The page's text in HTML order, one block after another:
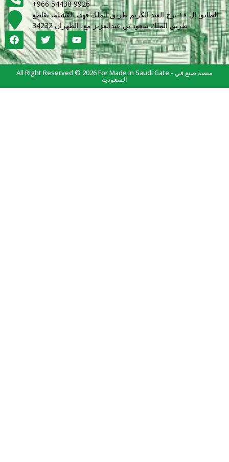
+966 54438 9926
الطابق ال ١٨ برج العبد الكريم طريق الملك فهد، القشلة، تقاطع
طريق الملك سعود بن عبدالعزيز مع، الظهران 34232
All Right Reserved © 2026 For Made In Saudi Gate - منصة صنع في
السعودية